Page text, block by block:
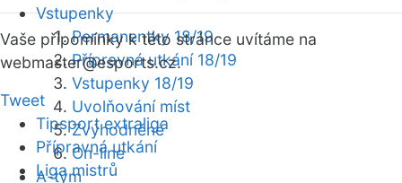
Vstupenky
Permanentky 18/19
Přípravná utkání 18/19
Vstupenky 18/19
Uvolňování míst
Zvýhodněné
On-line
A-tým
Vaše připomínky k této stránce uvítáme na
webmaster@esports.cz.
Tweet
Tipsport extraliga
Přípravná utkání
Liga mistrů